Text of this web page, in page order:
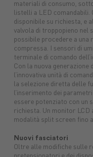
materiali di consumo,
listelli a LED comandabili.
disponibile su richiesta, e
valvola di troppopieno nel
possibile procedere a una
compressa. I sensori di
terminale di comando
Con la nuova
l’innovativa unità di
la selezione diretta delle
l’inserimento dei
essere potenziato con un
richiesta. Un monitor LCD
modalità split screen fino
Nuovi fasciatori
Oltre alle modifiche sulle